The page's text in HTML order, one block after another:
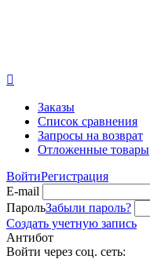

Заказы
Список сравнения
Запросы на возврат
Отложенные товары
ВойтиРегистрация
E-mail
ПарольЗабыли пароль?
Создать учетную запись
Антибот
Войти через соц. сеть: